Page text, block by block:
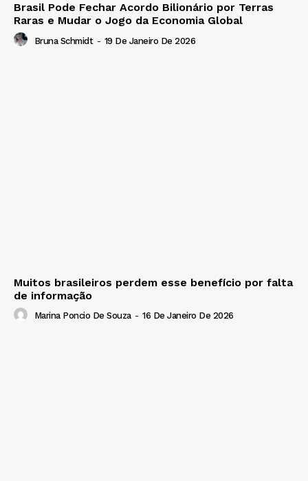
Brasil Pode Fechar Acordo Bilionário por Terras
Raras e Mudar o Jogo da Economia Global
Bruna Schmidt - 19 De Janeiro De 2026
Muitos brasileiros perdem esse benefício por falta
de informação
Marina Poncio De Souza - 16 De Janeiro De 2026